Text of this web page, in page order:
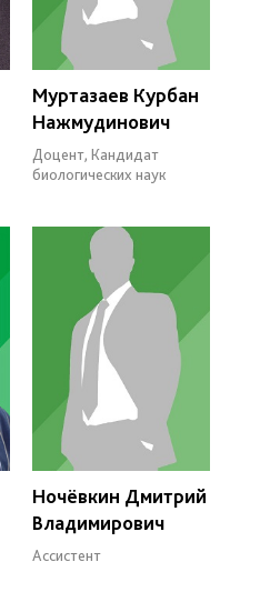
Муртазаев Курбан
Нажмудинович
Доцент, Кандидат
биологических наук
Ночёвкин Дмитрий
Владимирович
Ассистент